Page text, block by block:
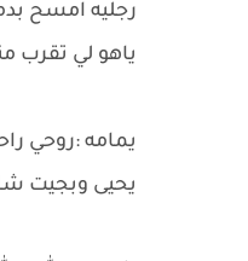
رجليه امسح
ياهو لي تقرب
يمامه :روحي
يحيى وبجيت